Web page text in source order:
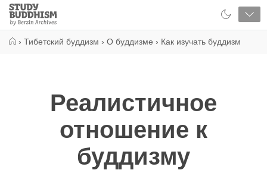
Close
Study
Buddhism
› Тибетский буддизм › О буддизме › Как изучать буддизм
Реалистичное
отношение к
буддизму